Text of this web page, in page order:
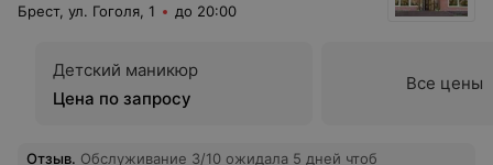
Брест, ул. Гоголя, 1 до 20:00
Детский маникюр
Цена по запросу
Все цены
Отзыв. Обслуживание 3/10 ожидала 5 дней чтоб